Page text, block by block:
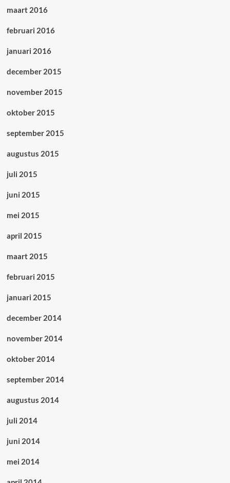
maart 2016
februari 2016
januari 2016
december 2015
november 2015
oktober 2015
september 2015
augustus 2015
juli 2015
juni 2015
mei 2015
april 2015
maart 2015
februari 2015
januari 2015
december 2014
november 2014
oktober 2014
september 2014
augustus 2014
juli 2014
juni 2014
mei 2014